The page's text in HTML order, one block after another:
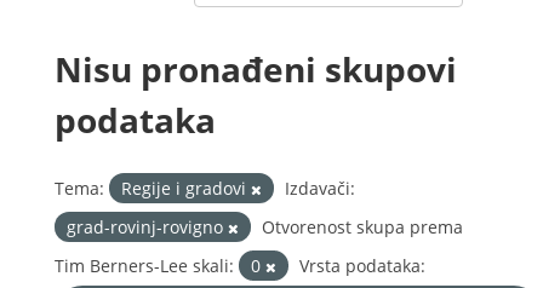
Nisu pronađeni skupovi
podataka
Tema: Regije i gradovi
Izdavači:
grad-rovinj-rovigno
Otvorenost skupa prema
Tim Berners-Lee skali:
0
Vrsta podataka: